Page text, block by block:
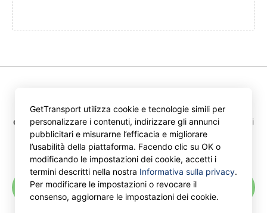
Premendo “Ottieni offerte” accetti le disposizioni
dell'Accordo per gli utentiedell'Informativa sulla privacy
di
GetTransport.com.
Ricevi offerte
GetTransport utilizza cookie e tecnologie simili per
personalizzare i contenuti, indirizzare gli annunci
pubblicitari e misurarne l’efficacia e migliorare
l’usabilità della piattaforma. Facendo clic su OK o
modificando le impostazioni dei cookie, accetti i
termini descritti nella nostra Informativa sulla privacy.
Per modificare le impostazioni o revocare il
consenso, aggiornare le impostazioni dei cookie.